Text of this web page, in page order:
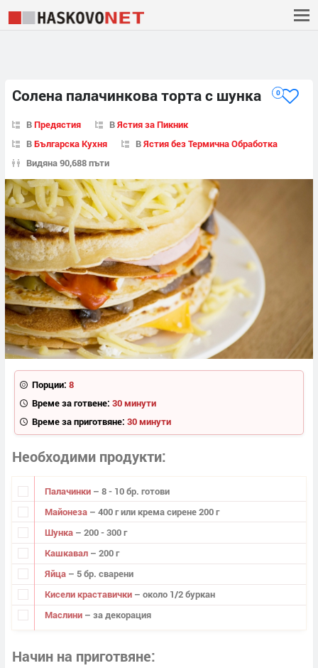
Солена палачинкова торта с шунка 0
ВПредястия ВЯстия за Пикник
ВБългарска Кухня ВЯстия без Термична Обработка
Видяна 90,688 пъти
Порции: 8
Време за готвене: 30 минути
Време за приготвяне: 30 минути
Необходими продукти
Палачинки – 8 - 10 бр. готови
Майонеза – 400 г или крема сирене 200 г
Шунка – 200 - 300 г
Кашкавал – 200 г
Яйца – 5 бр. сварени
Кисели краставички – около 1/2 буркан
Маслини – за декорация
Начин на приготвяне